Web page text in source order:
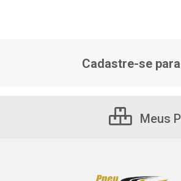
Cadastre-se
Meus